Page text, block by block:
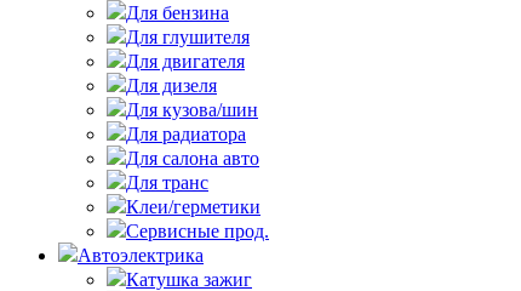
Для бензина
Для глушителя
Для двигателя
Для дизеля
Для кузова/шин
Для радиатора
Для салона авто
Для транс
Клеи/герметики
Сервисные прод.
Автоэлектрика
Катушка зажиг